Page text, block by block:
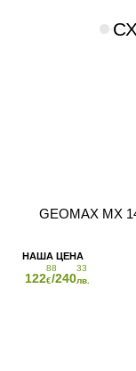
GEOMAX MX
122
88
€/240
33
лв.